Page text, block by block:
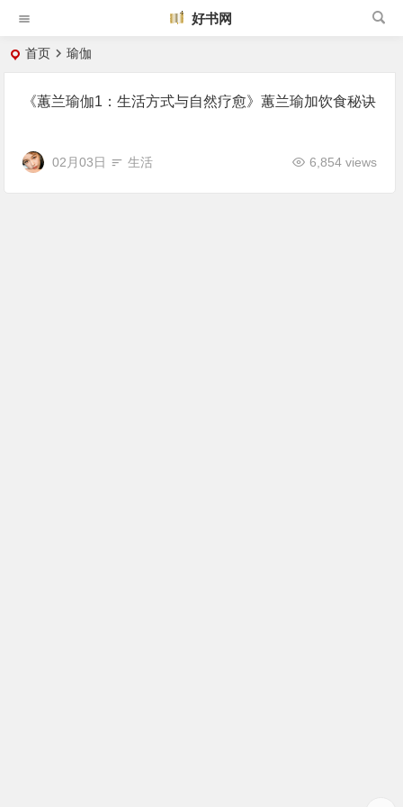
好书网
首页 瑜伽
《蕙兰瑜伽1：生活方式与自然疗愈》蕙兰瑜加饮食秘诀
02月03日 生活 6,854 views